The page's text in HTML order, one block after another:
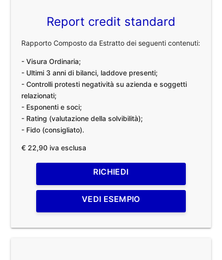
Report credit standard
Rapporto Composto da Estratto dei seguenti contenuti:
- Visura Ordinaria;
- Ultimi 3 anni di bilanci, laddove presenti;
- Controlli protesti negatività su azienda e soggetti
relazionati;
- Esponenti e soci;
- Rating (valutazione della solvibilità);
- Fido (consigliato).
€ 22,90 iva esclusa
RICHIEDI
VEDI ESEMPIO